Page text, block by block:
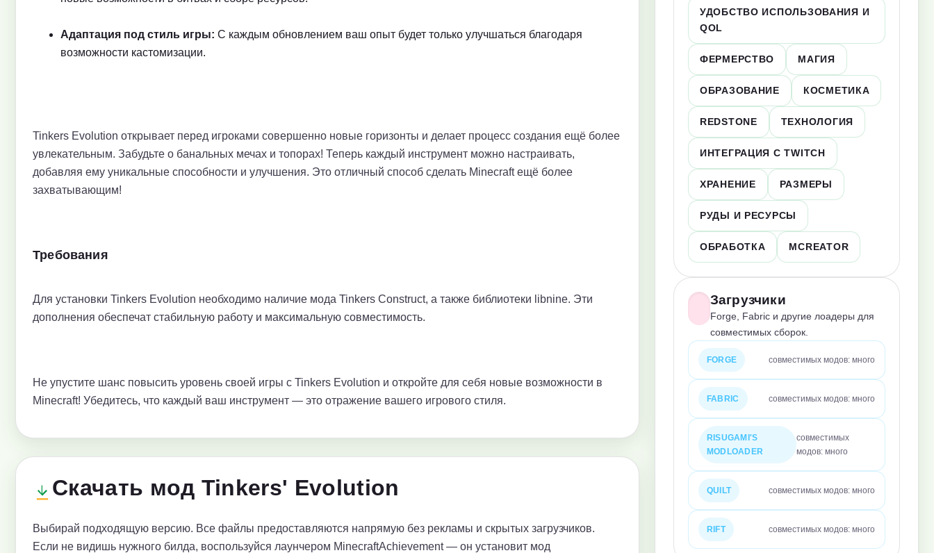
Адаптация под стиль игры: С каждым обновлением ваш опыт будет только улучшаться благодаря
возможности кастомизации.
Tinkers Evolution открывает перед игроками совершенно новые горизонты и делает процесс создания ещё более
увлекательным. Забудьте о банальных мечах и топорах! Теперь каждый инструмент можно настраивать,
добавляя ему уникальные способности и улучшения. Это отличный способ сделать Minecraft ещё более
захватывающим!
Требования
Для установки Tinkers Evolution необходимо наличие мода Tinkers Construct, а также библиотеки libnine. Эти
дополнения обеспечат стабильную работу и максимальную совместимость.
Не упустите шанс повысить уровень своей игры с Tinkers Evolution и откройте для себя новые возможности в
Minecraft! Убедитесь, что каждый ваш инструмент — это отражение вашего игрового стиля.
Скачать мод Tinkers' Evolution
Выбирай подходящую версию. Все файлы предоставляются напрямую без рекламы и скрытых загрузчиков.
Если не видишь нужного билда, воспользуйся лаунчером MinecraftAchievement — он установит мод
УДОБСТВО ИСПОЛЬЗОВАНИЯ И
QOL
ФЕРМЕРСТВО МАГИЯ
ОБРАЗОВАНИЕ КОСМЕТИКА
REDSTONE ТЕХНОЛОГИЯ
ИНТЕГРАЦИЯ С TWITCH
ХРАНЕНИЕ РАЗМЕРЫ
РУДЫ И РЕСУРСЫ
ОБРАБОТКА MCREATOR
Загрузчики
Forge, Fabric и другие лоадеры для
совместимых сборок.
FORGE совместимых модов: много
FABRIC совместимых модов: много
RISUGAMI'S
MODLOADER
совместимых
модов: много
QUILT совместимых модов: много
RIFT совместимых модов: много